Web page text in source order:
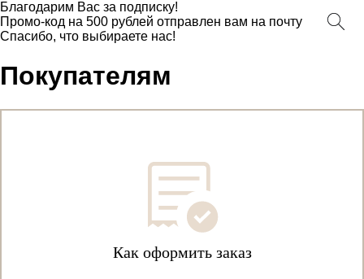
Благодарим Вас за подписку!
Промо-код на 500 рублей отправлен вам на почту
Спасибо, что выбираете нас!
Покупателям
Как оформить заказ